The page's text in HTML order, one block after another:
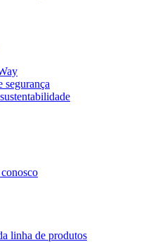
segurança
linha de produtos